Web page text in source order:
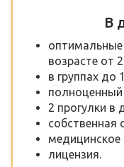
В
оптимальные
возрасте от
в группах до
полноценный
2 прогулки в
лицензия.